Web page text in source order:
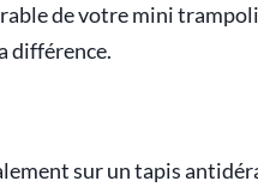
de votre mini
différence.
sur un tapis